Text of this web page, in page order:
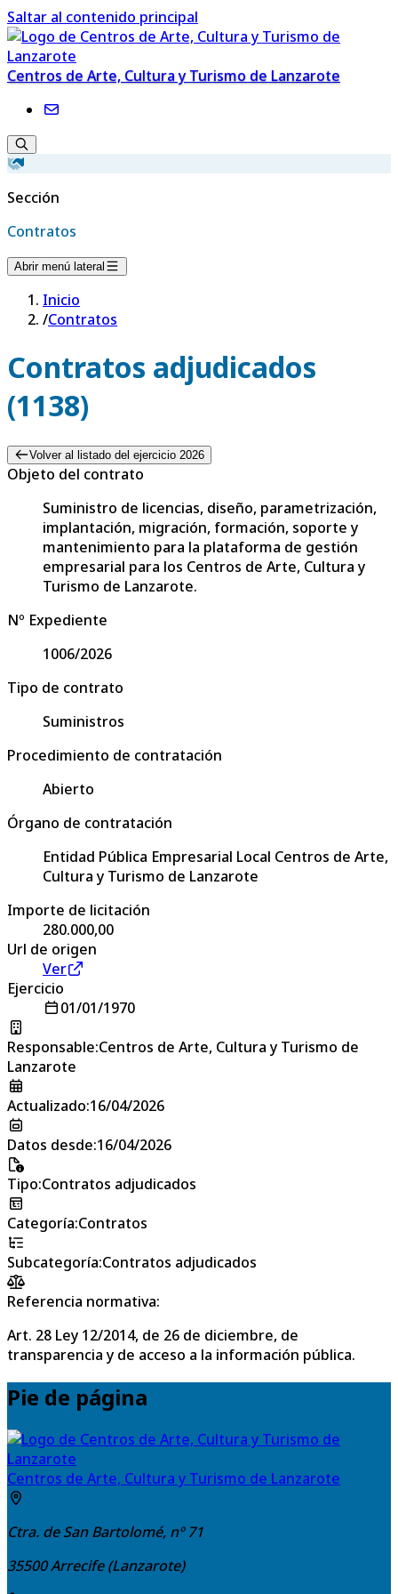
Saltar al contenido principal
Centros de Arte, Cultura y Turismo de Lanzarote
Sección
Contratos
Abrir menú lateral
Inicio
/Contratos
Contratos adjudicados
(1138)
Volver al listado del ejercicio 2026
Objeto del contrato
Suministro de licencias, diseño, parametrización,
implantación, migración, formación, soporte y
mantenimiento para la plataforma de gestión
empresarial para los Centros de Arte, Cultura y
Turismo de Lanzarote.
Nº Expediente
1006/2026
Tipo de contrato
Suministros
Procedimiento de contratación
Abierto
Órgano de contratación
Entidad Pública Empresarial Local Centros de Arte,
Cultura y Turismo de Lanzarote
Importe de licitación
280.000,00
Url de origen
Ver
Ejercicio
01/01/1970
Responsable:Centros de Arte, Cultura y Turismo de
Lanzarote
Actualizado:16/04/2026
Datos desde:16/04/2026
Tipo:Contratos adjudicados
Categoría:Contratos
Subcategoría:Contratos adjudicados
Referencia normativa:
Art. 28 Ley 12/2014, de 26 de diciembre, de
transparencia y de acceso a la información pública.
Pie de página
Centros de Arte, Cultura y Turismo de Lanzarote
Ctra. de San Bartolomé, nº 71
35500Arrecife (Lanzarote)